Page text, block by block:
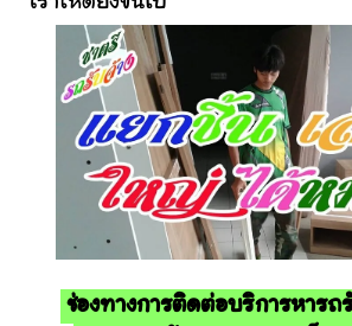
ช่องทางการติดต่อบริการหารถ